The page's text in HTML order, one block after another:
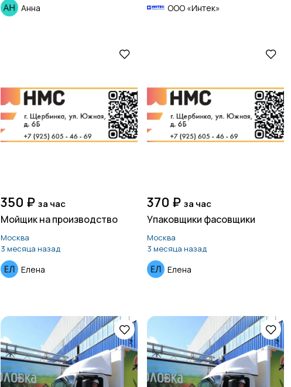
Анна ООО «Интек»
350 ₽ за час
Мойщик на производство
Москва
3 месяца назад
Елена
370 ₽ за час
Упаковщики фасовщики
Москва
3 месяца назад
Елена